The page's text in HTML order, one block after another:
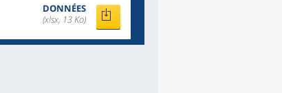
DONNÉES
(xlsx, 13 Ko)